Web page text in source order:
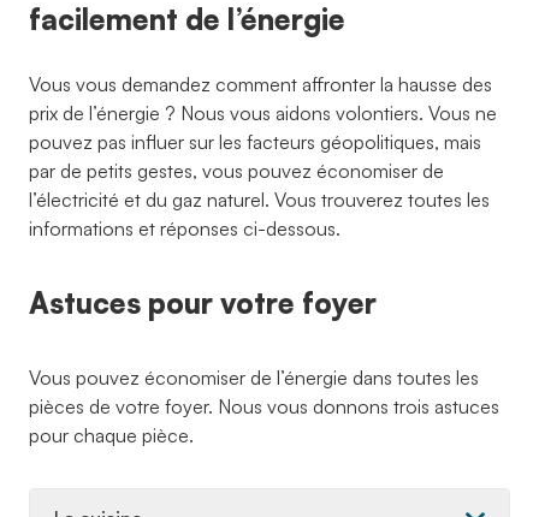
facilement de l’énergie
Vous vous demandez comment affronter la hausse des
prix de l’énergie ? Nous vous aidons volontiers. Vous ne
pouvez pas influer sur les facteurs géopolitiques, mais
par de petits gestes, vous pouvez économiser de
l’électricité et du gaz naturel. Vous trouverez toutes les
informations et réponses ci-dessous.
Astuces pour votre foyer
Vous pouvez économiser de l’énergie dans toutes les
pièces de votre foyer. Nous vous donnons trois astuces
pour chaque pièce.